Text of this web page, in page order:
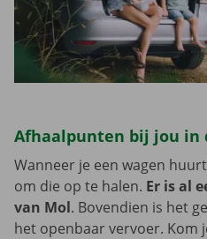
Afhaalpunten bij jou in
Wanneer je een wagen
om die op te halen. Er is al
van Mol. Bovendien is het
het openbaar vervoer. Kom